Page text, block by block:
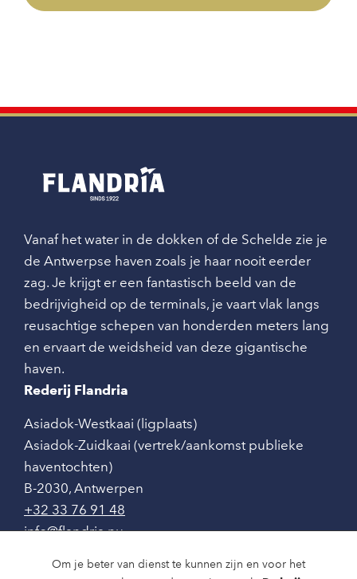
Om je beter van dienst te kunnen zijn en voor het
Vanaf het water in de dokken of de Schelde zie je
de Antwerpse haven zoals je haar nooit eerder
zag. Je krijgt er een fantastisch beeld van de
bedrijvigheid op de terminals, je vaart vlak langs
reusachtige schepen van honderden meters lang
en ervaart de weidsheid van deze gigantische
haven.
Rederij Flandria
Asiadok-Westkaai (ligplaats)
Asiadok-Zuidkaai (vertrek/aankomst publieke
haventochten)
B-2030, Antwerpen
+32 33 76 91 48
info@flandria.nu
Contact